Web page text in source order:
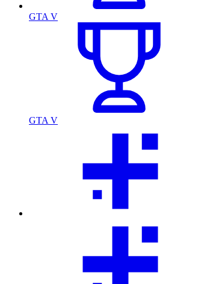
GTA V
GTA V